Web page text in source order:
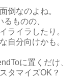
倒なのよね。
ものの、
ライラしたり。
自分向けかも。
に置くだけ、
タマイズOK？